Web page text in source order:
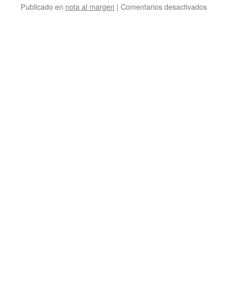
Publicado en nota al margen | Comentarios desactivadosen